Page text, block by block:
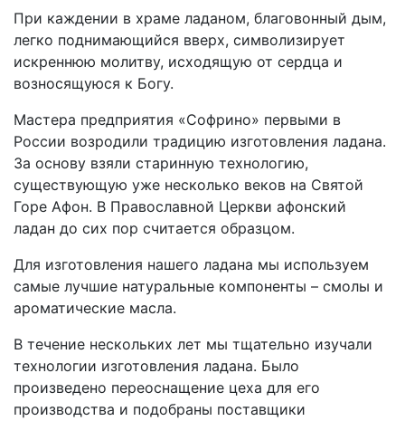
При каждении в храме ладаном, благовонный дым,
легко поднимающийся вверх, символизирует
искреннюю молитву, исходящую от сердца и
возносящуюся к Богу.
Мастера предприятия «Софрино» первыми в
России возродили традицию изготовления ладана.
За основу взяли старинную технологию,
существующую уже несколько веков на Святой
Горе Афон. В Православной Церкви афонский
ладан до сих пор считается образцом.
Для изготовления нашего ладана мы используем
самые лучшие натуральные компоненты – смолы и
ароматические масла.
В течение нескольких лет мы тщательно изучали
технологии изготовления ладана. Было
произведено переоснащение цеха для его
производства и подобраны поставщики